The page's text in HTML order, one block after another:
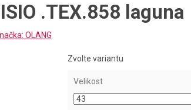
.TEX.858 laguna
OLANG
Zvolte variantu
Velikost